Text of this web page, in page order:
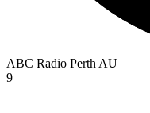
ABC Radio Perth AU
9